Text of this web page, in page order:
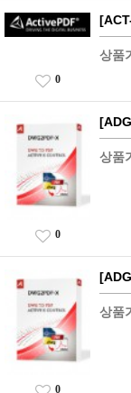
상품
0
상품
0
상품
0